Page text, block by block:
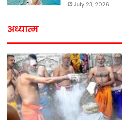
July 23, 2026
अध्यात्म